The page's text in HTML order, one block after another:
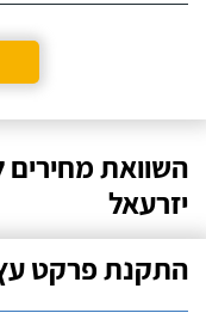
השוואת
יזרעאל
התקנת פרקט